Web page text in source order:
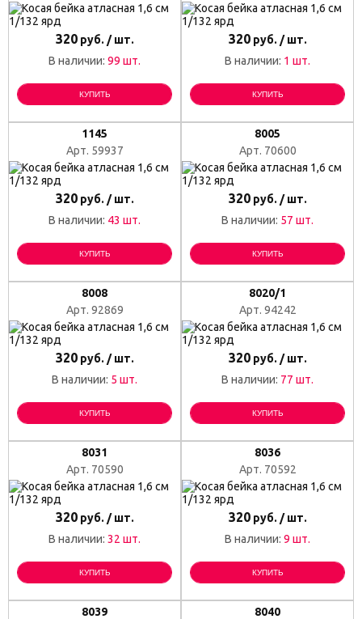
320руб. / шт.
В наличии: 99 шт.
КУПИТЬ
320руб. / шт.
В наличии: 1 шт.
КУПИТЬ
1145
Арт. 59937
320руб. / шт.
В наличии: 43 шт.
КУПИТЬ
8005
Арт. 70600
320руб. / шт.
В наличии: 57 шт.
КУПИТЬ
8008
Арт. 92869
320руб. / шт.
В наличии: 5 шт.
КУПИТЬ
8020/1
Арт. 94242
320руб. / шт.
В наличии: 77 шт.
КУПИТЬ
8031
Арт. 70590
320руб. / шт.
В наличии: 32 шт.
КУПИТЬ
8036
Арт. 70592
320руб. / шт.
В наличии: 9 шт.
КУПИТЬ
8039
8040